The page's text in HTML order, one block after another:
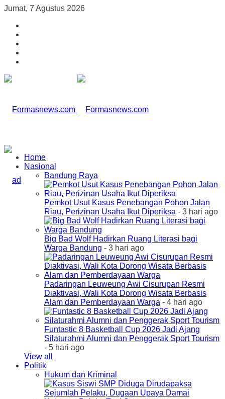
Jumat, 7 Agustus 2026
Home
Nasional
Bandung Raya
Pemkot Usut Kasus Penebangan Pohon Jalan
Riau, Perizinan Usaha Ikut Diperiksa - 3 hari ago
Big Bad Wolf Hadirkan Ruang Literasi bagi
Warga Bandung - 3 hari ago
Padaringan Leuweung Awi Cisurupan Resmi
Diaktivasi, Wali Kota Dorong Wisata Berbasis
Alam dan Pemberdayaan Warga - 4 hari ago
Funtastic 8 Basketball Cup 2026 Jadi Ajang
Silaturahmi Alumni dan Penggerak Sport Tourism
- 5 hari ago
View all
Politik
Hukum dan Kriminal